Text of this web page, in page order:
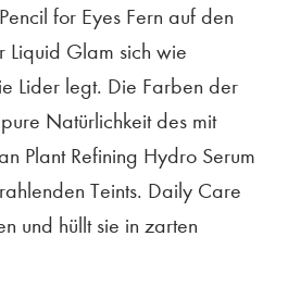
for Eyes Fern auf den
Liquid Glam sich wie
Lider legt. Die Farben der
Natürlichkeit des mit
Plant Refining Hydro Serum
Teints. Daily Care
und hüllt sie in zarten